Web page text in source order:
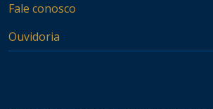
Fale conosco
Ouvidoria